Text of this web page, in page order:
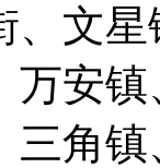
、文
万安
三角